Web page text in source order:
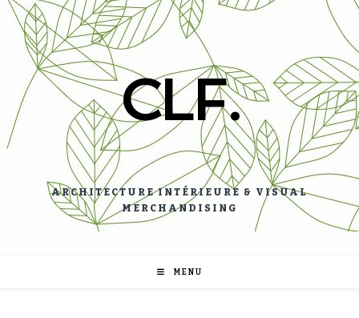
CLF.
ARCHITECTURE INTÉRIEURE & VISUAL
MERCHANDISING
MENU